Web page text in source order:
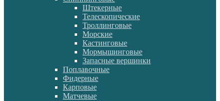
Штекерные
Телескопические
Троллинговые
Морские
Кастинговые
Мормышинговые
Запасные вершинки
Поплавочные
Фидерные
Карповые
Матчевые